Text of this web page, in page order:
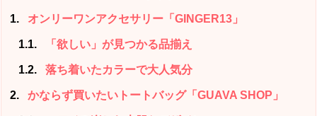
1 オンリーワンアクセサリー「GINGER13」
1.1 「欲しい」が見つかる品揃え
1.2 落ち着いたカラーで大人気分
2 かならず買いたいトートバッグ「GUAVA SHOP」